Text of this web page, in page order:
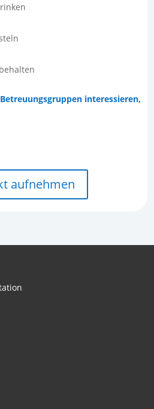
interessieren,
aufnehmen